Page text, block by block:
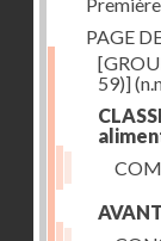
PAGE
59)]